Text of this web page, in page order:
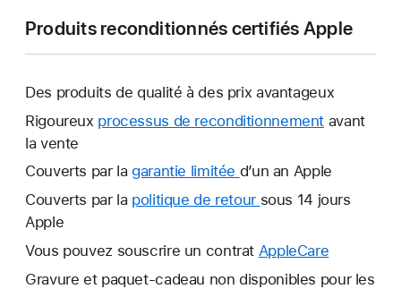
Produits reconditionnés certifiés Apple
Des produits de qualité à des prix avantageux
Rigoureux processus de reconditionnement avant
la vente
Couverts par la garantie limitée Une
nouvelle
d’un an Apple
Couverts par la politique de retour Une
fenêtre
sous 14 jours
Apple
Vous pouvez souscrire un contrat AppleCare
nouvelle
Gravure et paquet-cadeau non disponibles pour les